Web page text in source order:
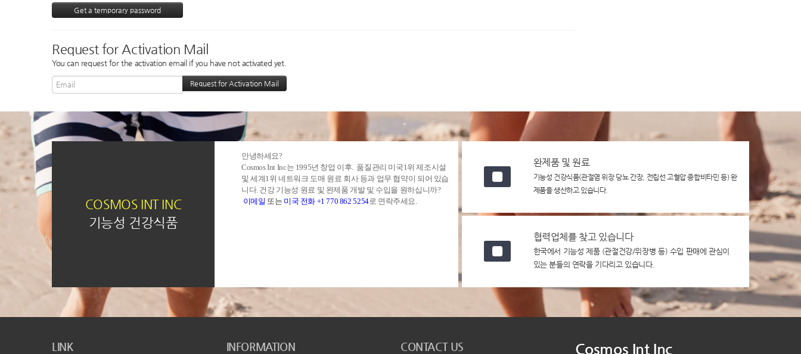
Request for Activation Mail
You can request for the activation email if you have not activated yet.
COSMOS INT INC
기능성 건강식품
안녕하세요?
Cosmos Int Inc는 1995년 창업 이후. 품질관리 미국1위 제조시설
및 세계1위 네트워크 도매 원료 회사 등과 업무 협약이 되어 있습
니다. 건강 기능성 원료 및 완제품 개발 및 수입을 원하십니까?
이메일 또는 미국 전화 +1 770 862 5254로 연락주세요.
완제품 및 원료
기능성 건강식품(관절염 위장 당뇨 간장, 전립선 고혈압 종합비타민 등) 완
제품을 생산하고 있습니다.
협력업체를 찾고 있습니다
한국에서 기능성 제품 (관절건강/위장병 등) 수입 판매에 관심이
있는 분들의 연락을 기다리고 있습니다.
LINK INFORMATION CONTACT US Cosmos Int Inc